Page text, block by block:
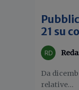
21 su
Da
relative...